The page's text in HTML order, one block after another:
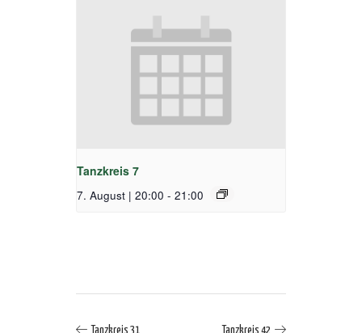
Tanzkreis 7
7. August | 20:00 - 21:00
Tanzkreis 31 Tanzkreis 42